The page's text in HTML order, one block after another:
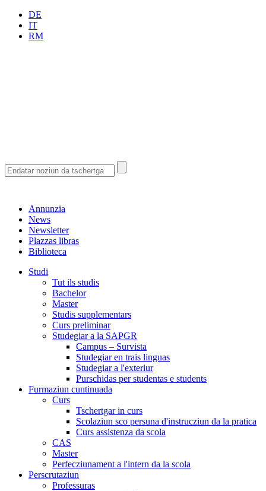
DE
IT
RM
Annunzia
News
Newsletter
Plazzas libras
Biblioteca
Studi
Tut ils studis
Bachelor
Master
Studis supplementars
Curs preliminar
Studegiar a la SAPGR
Campus – Survista
Studegiar en trais linguas
Studegiar a l'exteriur
Purschidas per studentas e students
Furmaziun cuntinuada
Curs
Tschertgar in curs
Scolaziun sco persuna d'instrucziun da la pratica
Curs assistenza da scola
CAS
Master
Perfecziunament a l'intern da la scola
Perscrutaziun
Professuras